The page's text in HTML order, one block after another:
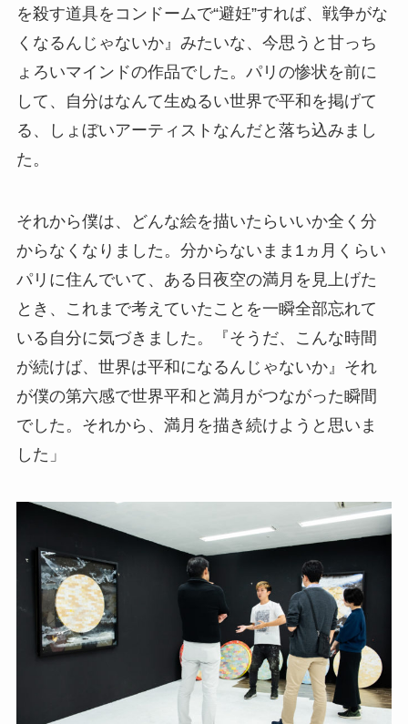
を殺す道具をコンドームで“避妊”すれば、戦争がな
くなるんじゃないか』みたいな、今思うと甘っち
ょろいマインドの作品でした。パリの惨状を前に
して、自分はなんて生ぬるい世界で平和を掲げて
る、しょぼいアーティストなんだと落ち込みまし
た。
それから僕は、どんな絵を描いたらいいか全く分
からなくなりました。分からないまま1ヵ月くらい
パリに住んでいて、ある日夜空の満月を見上げた
とき、これまで考えていたことを一瞬全部忘れて
いる自分に気づきました。『そうだ、こんな時間
が続けば、世界は平和になるんじゃないか』それ
が僕の第六感で世界平和と満月がつながった瞬間
でした。それから、満月を描き続けようと思いま
した」